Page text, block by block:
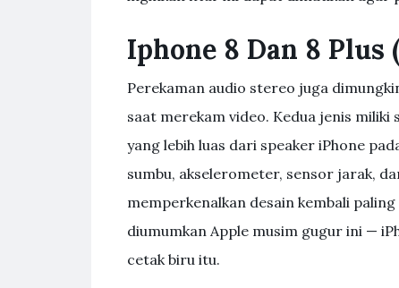
Iphone 8 Dan 8 Plus (
Perekaman audio stereo juga
saat merekam video. Kedua jenis
yang lebih luas dari speaker iPhone
sumbu, akselerometer, sensor jarak,
memperkenalkan desain kembali
diumumkan Apple musim gugur ini —
cetak biru itu.